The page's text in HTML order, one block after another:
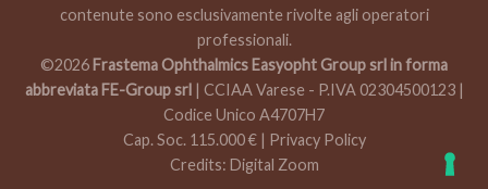
contenute sono esclusivamente rivolte agli operatori
professionali.
©2026 Frastema Ophthalmics Easyopht Group srl in forma
abbreviata FE-Group srl | CCIAA Varese - P.IVA 02304500123 |
Codice Unico A4707H7
Cap. Soc. 115.000 € | Privacy Policy
Credits: Digital Zoom